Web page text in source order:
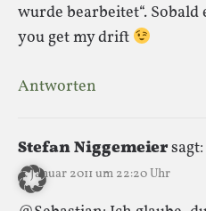
wurde bearbeitet“.
you get my drift
Antworten
Stefan Niggemeiersagt:
4. Januar 2011 um 22:20 Uhr